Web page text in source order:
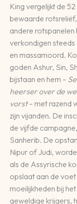
King vergelijkt de
bewaarde
andere rotspanelen
verkondigen
en massamoord.
goden Ashur, Sin,
bijstaan en hem –
heerser over de
vorst– met razend
zijn vijanden. De
de vijfde
Sanherib. De
Nipur of Judi,
als de Assyrische
opslaat aan de
moeilijkheden bij
geweldige krijgers,